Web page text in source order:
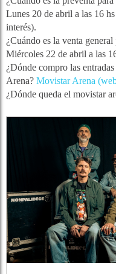
Lunes 20 de abril a las 16
interés).
¿Cuándo es la venta
Miércoles 22 de abril a las
¿Dónde compro las
Arena? Movistar Arena
¿Dónde queda el movistar